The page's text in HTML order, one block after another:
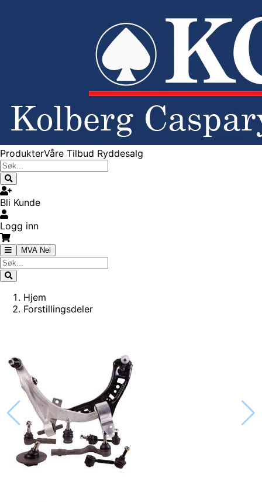
ProdukterVåre Tilbud Ryddesalg
Bli Kunde
Logg inn
MVA Nei
Hjem
Forstillingsdeler